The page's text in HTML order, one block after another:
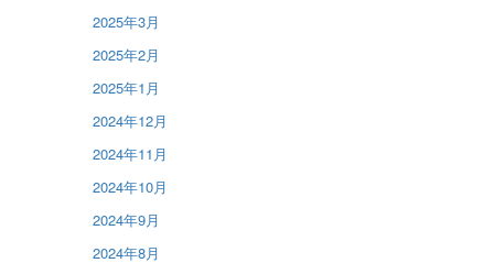
2025年3月
2025年2月
2025年1月
2024年12月
2024年11月
2024年10月
2024年9月
2024年8月